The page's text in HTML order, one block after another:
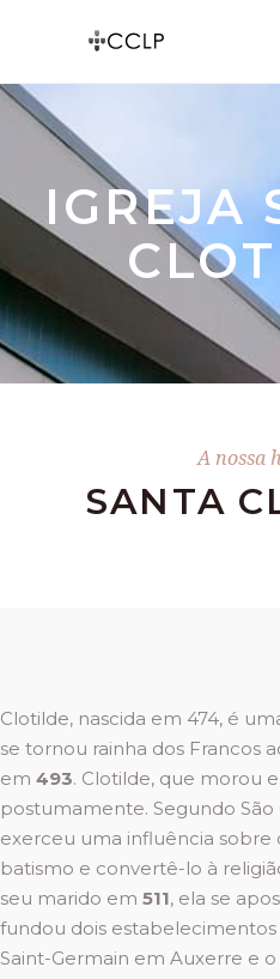
IGREJA
A nossa
SANTA
Clotilde, nascida em 474, é
se tornou rainha dos Francos
em 493. Clotilde, que morou
postumamente. Segundo São
exerceu uma influência sobre
batismo e convertê-lo à
seu marido em 511, ela se
fundou dois estabelecimentos
Saint-Germain em Auxerre e